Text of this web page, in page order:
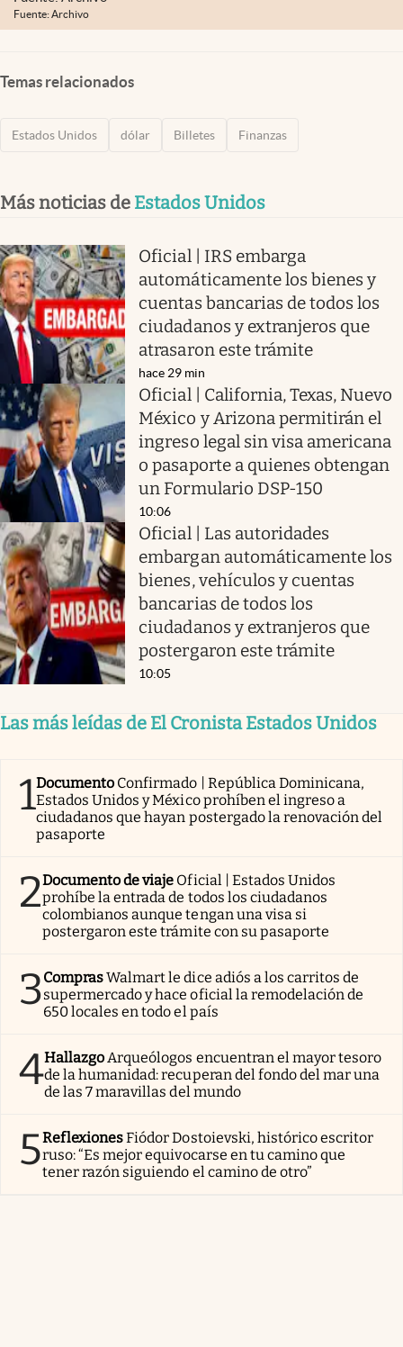
Fuente: Archivo
Temas relacionados
Estados Unidos dólar Billetes Finanzas
Más noticias de Estados Unidos
Oficial | IRS embarga
automáticamente los bienes y
cuentas bancarias de todos los
ciudadanos y extranjeros que
atrasaron este trámite
hace 29 min
Oficial | California, Texas, Nuevo
México y Arizona permitirán el
ingreso legal sin visa americana
o pasaporte a quienes obtengan
un Formulario DSP-150
10:06
Oficial | Las autoridades
embargan automáticamente los
bienes, vehículos y cuentas
bancarias de todos los
ciudadanos y extranjeros que
postergaron este trámite
10:05
Las más leídas de El Cronista Estados Unidos
1Documento Confirmado | República Dominicana,
Estados Unidos y México prohíben el ingreso a
ciudadanos que hayan postergado la renovación del
pasaporte
2Documento de viaje Oficial | Estados Unidos
prohíbe la entrada de todos los ciudadanos
colombianos aunque tengan una visa si
postergaron este trámite con su pasaporte
3ComprasWalmart le dice adiós a los carritos de
supermercado y hace oficial la remodelación de
650 locales en todo el país
4HallazgoArqueólogos encuentran el mayor tesoro
de la humanidad: recuperan del fondo del mar una
de las 7 maravillas del mundo
5ReflexionesFiódor Dostoievski, histórico escritor
ruso: “Es mejor equivocarse en tu camino que
tener razón siguiendo el camino de otro”